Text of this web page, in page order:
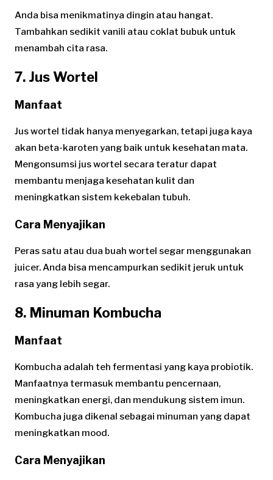
Anda bisa menikmatinya dingin atau hangat.
Tambahkan sedikit vanili atau coklat bubuk untuk
menambah cita rasa.
7. Jus Wortel
Manfaat
Jus wortel tidak hanya menyegarkan, tetapi juga kaya
akan beta-karoten yang baik untuk kesehatan mata.
Mengonsumsi jus wortel secara teratur dapat
membantu menjaga kesehatan kulit dan
meningkatkan sistem kekebalan tubuh.
Cara Menyajikan
Peras satu atau dua buah wortel segar menggunakan
juicer. Anda bisa mencampurkan sedikit jeruk untuk
rasa yang lebih segar.
8. Minuman Kombucha
Manfaat
Kombucha adalah teh fermentasi yang kaya probiotik.
Manfaatnya termasuk membantu pencernaan,
meningkatkan energi, dan mendukung sistem imun.
Kombucha juga dikenal sebagai minuman yang dapat
meningkatkan mood.
Cara Menyajikan